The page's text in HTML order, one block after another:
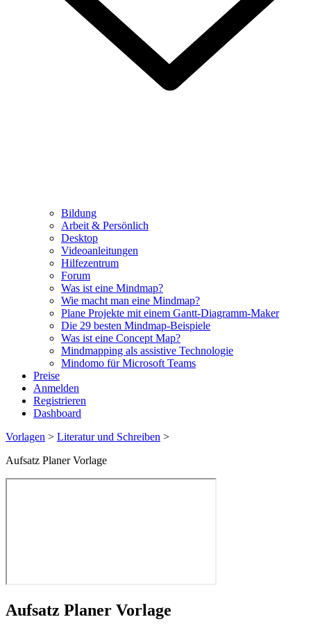
Bildung
Arbeit & Persönlich
Desktop
Videoanleitungen
Hilfezentrum
Forum
Was ist eine Mindmap?
Wie macht man eine Mindmap?
Plane Projekte mit einem Gantt-Diagramm-Maker
Die 29 besten Mindmap-Beispiele
Was ist eine Concept Map?
Mindmapping als assistive Technologie
Mindomo für Microsoft Teams
Preise
Anmelden
Registrieren
Dashboard
Vorlagen > Literatur und Schreiben >
Aufsatz Planer Vorlage
Aufsatz Planer Vorlage